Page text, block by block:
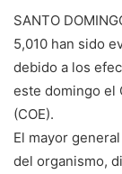
SANTO
5,010 han sido
debido a los
este domingo el
(COE).
El mayor
del organismo,